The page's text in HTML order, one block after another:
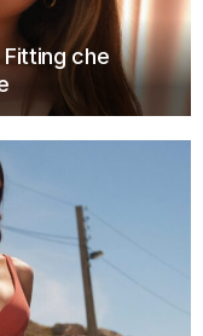
Fitting che